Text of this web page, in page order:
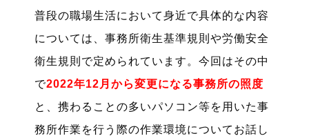
普段の職場生活において身近で具体的な内容
については、事務所衛生基準規則や労働安全
衛生規則で定められています。今回はその中
で2022年12月から変更になる事務所の照度
と、携わることの多いパソコン等を用いた事
務所作業を行う際の作業環境についてお話し